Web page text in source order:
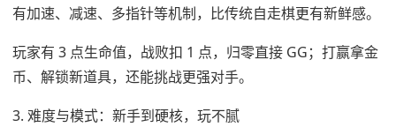
有加速、减速、多指针等机制，比传统自走棋更有新鲜感。
玩家有 3 点生命值，战败扣 1 点，归零直接 GG；打赢拿金
币、解锁新道具，还能挑战更强对手。
3. 难度与模式：新手到硬核，玩不腻